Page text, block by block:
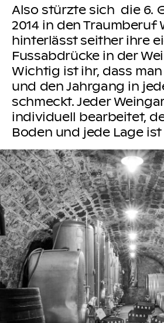
Also stürzte sich die 6.
2014 in den Traumberuf
hinterlässt seither ihre
Fussabdrücke in der
Wichtig ist ihr, dass
und den Jahrgang in
schmeckt. Jeder
individuell bearbeitet,
Boden und jede Lage